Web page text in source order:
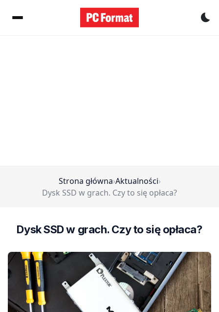
Strona główna›Aktualności›
Dysk SSD w grach. Czy to się opłaca?
Dysk SSD w grach. Czy to się opłaca?